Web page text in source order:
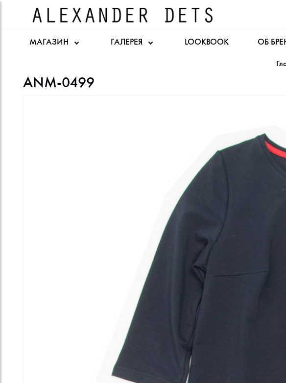
МАГАЗИН ГАЛЕРЕЯ LOOKBOOK ОБ
ANM-0499